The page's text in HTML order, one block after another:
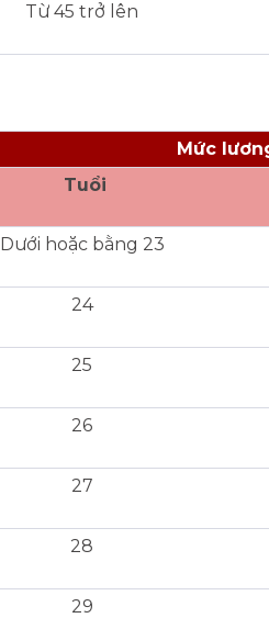
Từ 45 trở lên
Mức
Tuổi
Dưới hoặc bằng 23
24
25
26
27
28
29